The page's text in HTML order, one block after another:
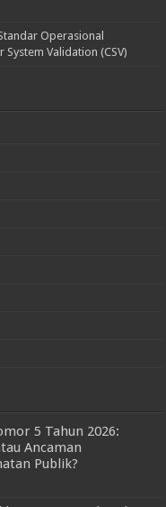
Operasional
Validation (CSV)
5 Tahun 2026:
Ancaman
Publik?